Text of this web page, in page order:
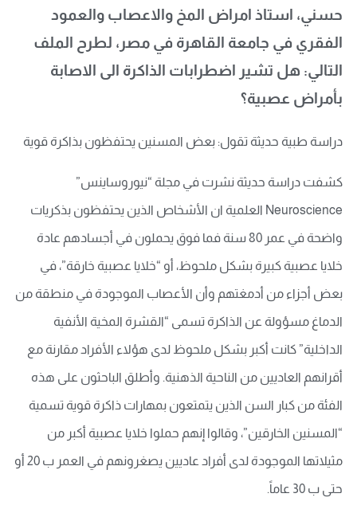
حسني، استاذ امراض المخ والاعصاب والعمود
الفقري في جامعة القاهرة في مصر، لطرح الملف
التالي: هل تشير اضطرابات الذاكرة الى الاصابة
بأمراض عصبية؟
دراسة طبية حديثة تقول: بعض المسنين يحتفظون بذاكرة قوية
كشفت دراسة حديثة نشرت في مجلة “نيوروساينس”
Neuroscience العلمية ان الأشخاص الذين يحتفظون بذكريات
واضحة في عمر 80 سنة فما فوق يحملون في أجسادهم عادة
خلايا عصبية كبيرة بشكل ملحوظ، أو “خلايا عصبية خارقة”، في
بعض أجزاء من أدمغتهم وأن الأعصاب الموجودة في منطقة من
الدماغ مسؤولة عن الذاكرة تسمى “القشرة المخية الأنفية
الداخلية” كانت أكبر بشكل ملحوظ لدى هؤلاء الأفراد مقارنة مع
أقرانهم العاديين من الناحية الذهنية. وأطلق الباحثون على هذه
الفئة من كبار السن الذين يتمتعون بمهارات ذاكرة قوية تسمية
“المسنين الخارقين”، وقالوا إنهم حملوا خلايا عصبية أكبر من
مثيلاتها الموجودة لدى أفراد عاديين يصغرونهم في العمر ب 20 أو
حتى ب 30 عاماً.